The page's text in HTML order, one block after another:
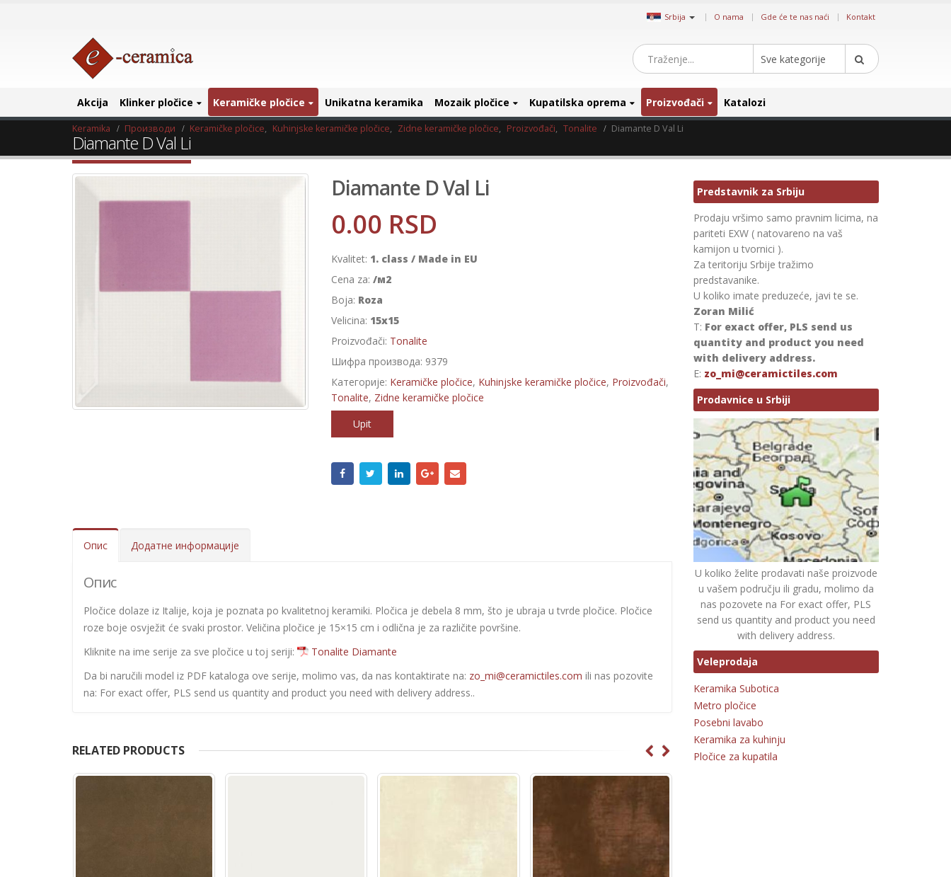
Srbija | O nama Gde će te nas naći Kontakt
Sve kategorije
Akcija Klinker pločice Keramičke pločice Unikatna keramika Mozaik pločice Kupatilska oprema Proizvođači Katalozi
Keramika Производи Keramičke pločice, Kuhinjske keramičke pločice, Zidne keramičke pločice, Proizvođači, Tonalite Diamante D Val Li
Diamante D Val Li
Diamante D Val Li
0.00 RSD
Kvalitet: 1. class / Made in EU
Cena za: /м2
Boja: Roza
Velicina: 15x15
Proizvođači: Tonalite
Шифра производа: 9379
Категорије: Keramičke pločice, Kuhinjske keramičke pločice, Proizvođači,
Tonalite, Zidne keramičke pločice
Upit
Опис Додатне информације
Опис
Pločice dolaze iz Italije, koja je poznata po kvalitetnoj keramiki. Pločica je debela 8 mm, što je ubraja u tvrde pločice. Pločice
roze boje osvježit će svaki prostor. Veličina pločice je 15×15 cm i odlična je za različite površine.
Kliknite na ime serije za sve pločice u toj seriji:
Tonalite Diamante
Da bi naručili model iz PDF kataloga ove serije, molimo vas, da nas kontaktirate na: zo_mi@ceramictiles.com ili nas pozovite
na: For exact offer, PLS send us quantity and product you need with delivery address..
RELATED PRODUCTS
Predstavnik za Srbiju
Prodaju vršimo samo pravnim licima, na
pariteti EXW ( natovareno na vaš
kamijon u tvornici ).
Za teritoriju Srbije tražimo
predstavanike.
U koliko imate preduzeće, javi te se.
Zoran Milić
T: For exact offer, PLS send us
quantity and product you need
with delivery address.
E: zo_mi@ceramictiles.com
Prodavnice u Srbiji
U koliko želite prodavati naše proizvode
u vašem području ili gradu, molimo da
nas pozovete na For exact offer, PLS
send us quantity and product you need
with delivery address.
Veleprodaja
Keramika Subotica
Metro pločice
Posebni lavabo
Keramika za kuhinju
Pločice za kupatila